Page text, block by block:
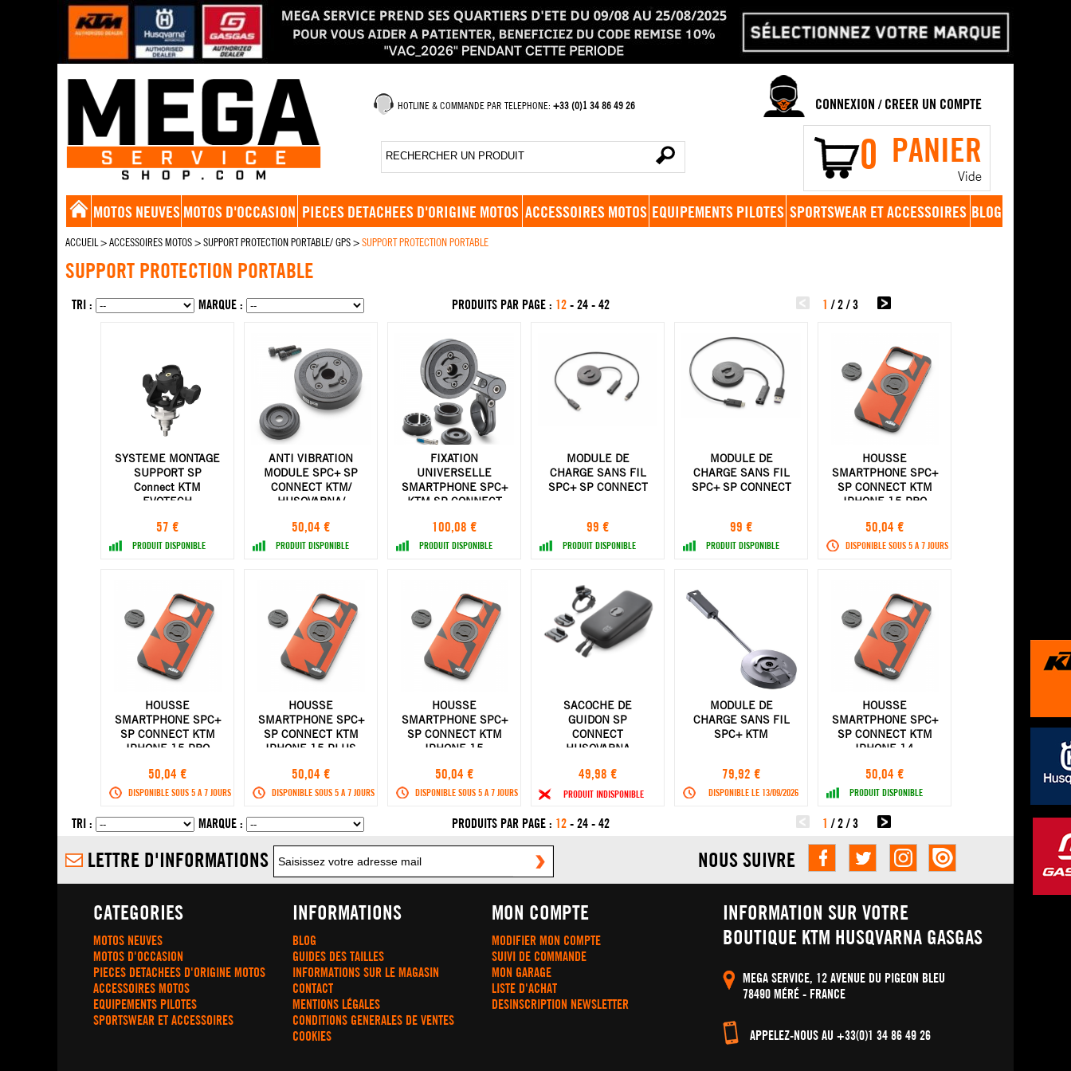
HOTLINE & COMMANDE PAR TELEPHONE: +33 (0)1 34 86 49 26 CONNEXION/ CREER UN COMPTE
0 PANIER
Vide
MOTOS NEUVES MOTOS D'OCCASION PIECES DETACHEES D'ORIGINE MOTOS ACCESSOIRES MOTOS EQUIPEMENTS PILOTES SPORTSWEAR ET ACCESSOIRES BLOG
ACCUEIL>ACCESSOIRES MOTOS>SUPPORT PROTECTION PORTABLE/ GPS>SUPPORT PROTECTION PORTABLE
SUPPORT PROTECTION PORTABLE
TRI : MARQUE : PRODUITS PAR PAGE : 12-24-42 1 /2/3
SYSTEME MONTAGE
SUPPORT SP
Connect KTM
EVOTECH
RC-R 26+
57 €
PRODUIT DISPONIBLE
ANTI VIBRATION
MODULE SPC+ SP
CONNECT KTM/
HUSQVARNA/
50,04 €
PRODUIT DISPONIBLE
FIXATION
UNIVERSELLE
SMARTPHONE SPC+
KTM SP CONNECT
100,08 €
PRODUIT DISPONIBLE
MODULE DE
CHARGE SANS FIL
SPC+ SP CONNECT
99 €
PRODUIT DISPONIBLE
MODULE DE
CHARGE SANS FIL
SPC+ SP CONNECT
99 €
PRODUIT DISPONIBLE
HOUSSE
SMARTPHONE SPC+
SP CONNECT KTM
IPHONE 15 PRO
50,04 €
DISPONIBLE SOUS 5 A 7 JOURS
HOUSSE
SMARTPHONE SPC+
SP CONNECT KTM
IPHONE 15 PRO
50,04 €
DISPONIBLE SOUS 5 A 7 JOURS
HOUSSE
SMARTPHONE SPC+
SP CONNECT KTM
IPHONE 15 PLUS
50,04 €
DISPONIBLE SOUS 5 A 7 JOURS
HOUSSE
SMARTPHONE SPC+
SP CONNECT KTM
IPHONE 15
50,04 €
DISPONIBLE SOUS 5 A 7 JOURS
SACOCHE DE
GUIDON SP
CONNECT
HUSQVARNA
49,98 €
PRODUIT INDISPONIBLE
MODULE DE
CHARGE SANS FIL
SPC+ KTM
79,92 €
DISPONIBLE LE 13/09/2026
HOUSSE
SMARTPHONE SPC+
SP CONNECT KTM
IPHONE 14
50,04 €
PRODUIT DISPONIBLE
TRI : MARQUE : PRODUITS PAR PAGE : 12-24-42 1 /2/3
LETTRE D'INFORMATIONS NOUS SUIVRE
CATEGORIES
MOTOS NEUVES
MOTOS D'OCCASION
PIECES DETACHEES D'ORIGINE MOTOS
ACCESSOIRES MOTOS
EQUIPEMENTS PILOTES
SPORTSWEAR ET ACCESSOIRES
INFORMATIONS
BLOG
GUIDES DES TAILLES
INFORMATIONS SUR LE MAGASIN
CONTACT
MENTIONS LÉGALES
CONDITIONS GENERALES DE VENTES
COOKIES
MON COMPTE
MODIFIER MON COMPTE
SUIVI DE COMMANDE
MON GARAGE
LISTE D'ACHAT
DESINSCRIPTION NEWSLETTER
INFORMATION SUR VOTRE
BOUTIQUE KTM HUSQVARNA GASGAS
MEGA SERVICE, 12 AVENUE DU PIGEON BLEU
78490 MÉRÉ - FRANCE
APPELEZ-NOUS AU +33(0)1 34 86 49 26